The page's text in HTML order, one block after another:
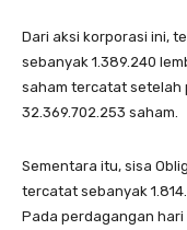
Dari aksi korporasi ini,
sebanyak 1.389.240
saham tercatat setelah
32.369.702.253 saham.
Sementara itu, sisa
tercatat sebanyak
Pada perdagangan hari